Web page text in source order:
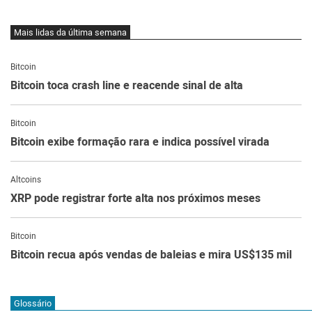
Mais lidas da última semana
Bitcoin
Bitcoin toca crash line e reacende sinal de alta
Bitcoin
Bitcoin exibe formação rara e indica possível virada
Altcoins
XRP pode registrar forte alta nos próximos meses
Bitcoin
Bitcoin recua após vendas de baleias e mira US$135 mil
Glossário